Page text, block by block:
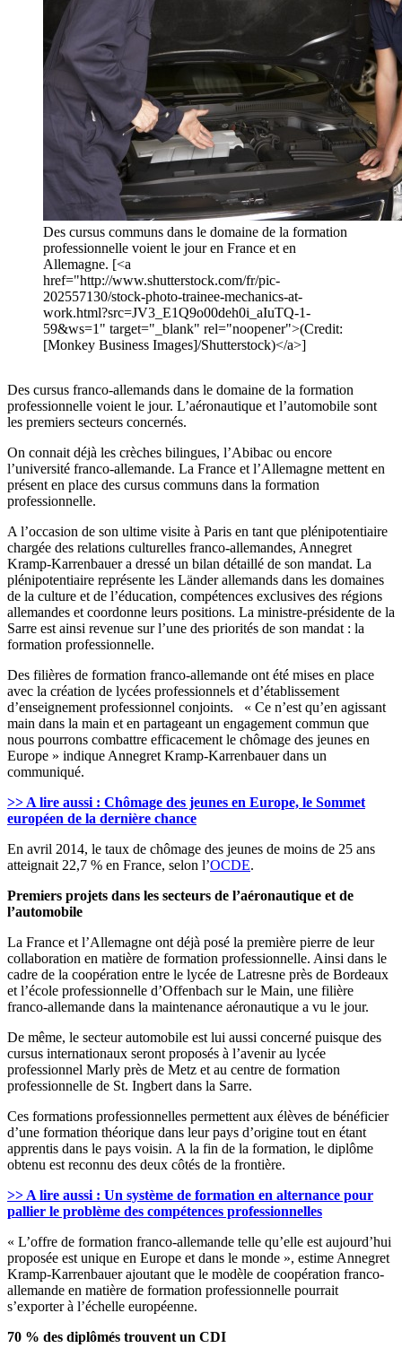
Des cursus communs dans le domaine de la formation
professionnelle voient le jour en France et en
Allemagne. [<a
href="http://www.shutterstock.com/fr/pic-
202557130/stock-photo-trainee-mechanics-at-
work.html?src=JV3_E1Q9o00deh0i_aIuTQ-1-
59&ws=1" target="_blank" rel="noopener">(Credit:
[Monkey Business Images]/Shutterstock)</a>]
Des cursus franco-allemands dans le domaine de la formation
professionnelle voient le jour. L’aéronautique et l’automobile sont
les premiers secteurs concernés.
On connait déjà les crèches bilingues, l’Abibac ou encore
l’université franco-allemande. La France et l’Allemagne mettent en
présent en place des cursus communs dans la formation
professionnelle.
A l’occasion de son ultime visite à Paris en tant que plénipotentiaire
chargée des relations culturelles franco-allemandes, Annegret
Kramp-Karrenbauer a dressé un bilan détaillé de son mandat. La
plénipotentiaire représente les Länder allemands dans les domaines
de la culture et de l’éducation, compétences exclusives des régions
allemandes et coordonne leurs positions. La ministre-présidente de la
Sarre est ainsi revenue sur l’une des priorités de son mandat : la
formation professionnelle.
Des filières de formation franco-allemande ont été mises en place
avec la création de lycées professionnels et d’établissement
d’enseignement professionnel conjoints. « Ce n’est qu’en agissant
main dans la main et en partageant un engagement commun que
nous pourrons combattre efficacement le chômage des jeunes en
Europe » indique Annegret Kramp-Karrenbauer dans un
communiqué.
>> A lire aussi : Chômage des jeunes en Europe, le Sommet
européen de la dernière chance
En avril 2014, le taux de chômage des jeunes de moins de 25 ans
atteignait 22,7 % en France, selon l’OCDE.
Premiers projets dans les secteurs de l’aéronautique et de
l’automobile
La France et l’Allemagne ont déjà posé la première pierre de leur
collaboration en matière de formation professionnelle. Ainsi dans le
cadre de la coopération entre le lycée de Latresne près de Bordeaux
et l’école professionnelle d’Offenbach sur le Main, une filière
franco-allemande dans la maintenance aéronautique a vu le jour.
De même, le secteur automobile est lui aussi concerné puisque des
cursus internationaux seront proposés à l’avenir au lycée
professionnel Marly près de Metz et au centre de formation
professionnelle de St. Ingbert dans la Sarre.
Ces formations professionnelles permettent aux élèves de bénéficier
d’une formation théorique dans leur pays d’origine tout en étant
apprentis dans le pays voisin. A la fin de la formation, le diplôme
obtenu est reconnu des deux côtés de la frontière.
>> A lire aussi : Un système de formation en alternance pour
pallier le problème des compétences professionnelles
« L’offre de formation franco-allemande telle qu’elle est aujourd’hui
proposée est unique en Europe et dans le monde », estime Annegret
Kramp-Karrenbauer ajoutant que le modèle de coopération franco-
allemande en matière de formation professionnelle pourrait
s’exporter à l’échelle européenne.
70 % des diplômés trouvent un CDI